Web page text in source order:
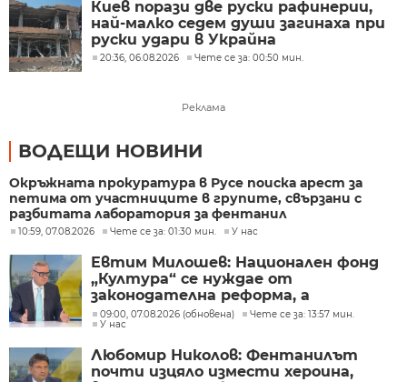
Киев порази две руски рафинерии,
най-малко седем души загинаха при
руски удари в Украйна
20:36, 06.08.2026 Чете се за: 00:50 мин.
Реклама
ВОДЕЩИ НОВИНИ
Окръжната прокуратура в Русе поиска арест за
петима от участниците в групите, свързани с
разбитата лаборатория за фентанил
10:59, 07.08.2026 Чете се за: 01:30 мин. У нас
Евтим Милошев: Национален фонд
„Култура“ се нуждае от
законодателна реформа, а
процесите в министерството ще
бъдат максимално прозрачни
09:00, 07.08.2026 (обновена)
Чете се за: 13:57 мин.
У нас
Любомир Николов: Фентанилът
почти изцяло измести хероина,